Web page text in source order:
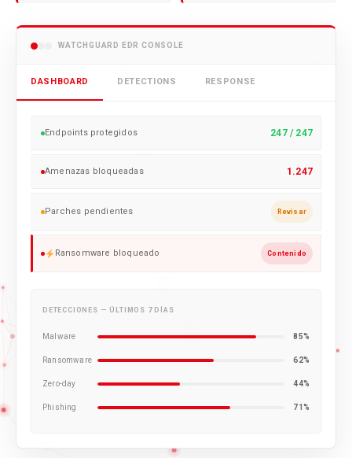
WATCHGUARD EDR CONSOLE
DASHBOARD DETECTIONS RESPONSE
Endpoints protegidos 247 / 247
Amenazas bloqueadas 1.247
Parches pendientes Revisar
Ransomware bloqueado Contenido
DETECCIONES — ÚLTIMOS 7 DÍAS
Malware 85%
Ransomware 62%
Zero-day 44%
Phishing 71%